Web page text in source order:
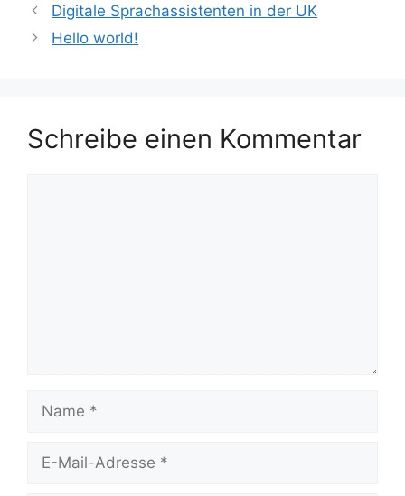
Digitale Sprachassistenten in der UK
Hello world!
Schreibe einen Kommentar
Mail-